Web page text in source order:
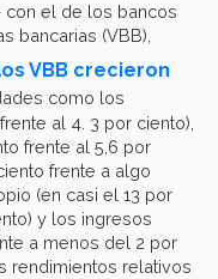
con el de los bancos
bancarias (VBB),
VBB crecieron
como los
al 4. 3 por ciento),
frente al 5,6 por
frente a algo
(en casi el 13 por
y los ingresos
a menos del 2 por
rendimientos relativos